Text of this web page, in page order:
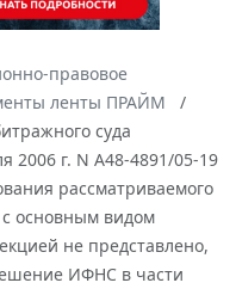
правовое
ленты ПРАЙМ
суда
2006 г. N А48-4891/05-19
рассматриваемого
основным видом
не представлено,
ИФНС в части